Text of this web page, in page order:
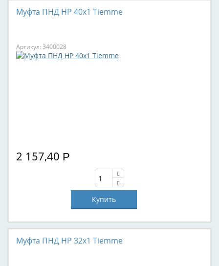
Муфта ПНД НР 40x1 Tiemme
Артикул: 3400028
2 157,40 Р
Муфта ПНД НР 32x1 Tiemme